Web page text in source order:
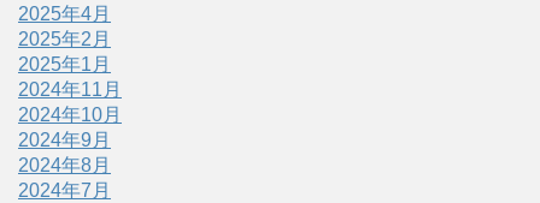
2025年4月
2025年2月
2025年1月
2024年11月
2024年10月
2024年9月
2024年8月
2024年7月